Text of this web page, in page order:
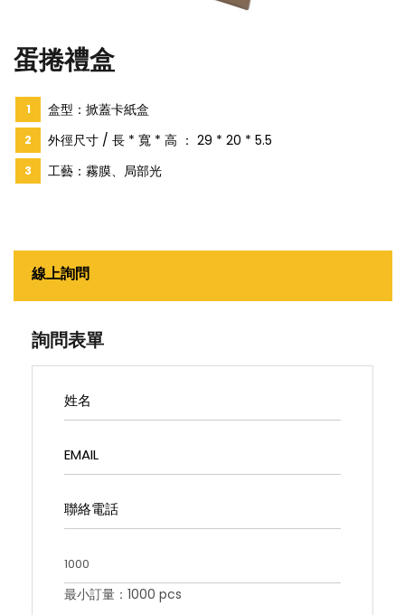
蛋捲禮盒
盒型：掀蓋卡紙盒
外徑尺寸 / 長 * 寬 * 高 ： 29 * 20 * 5.5
工藝：霧膜、局部光
線上詢問
詢問表單
最小訂量：1000 pcs